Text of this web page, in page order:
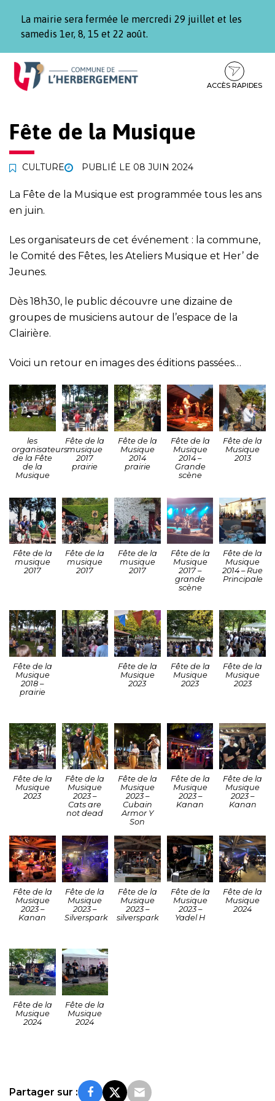
La mairie sera fermée le mercredi 29 juillet et les
samedis 1er, 8, 15 et 22 août.
Aller
Aller
contenu
Aller
pied
ACCÈS RAPIDES
Fête de la Musique
CULTURE PUBLIÉ LE 08 JUIN 2024
La Fête de la Musique est programmée tous les ans
en juin.
Les organisateurs de cet événement : la commune,
le Comité des Fêtes, les Ateliers Musique et Her’ de
Jeunes.
Dès 18h30, le public découvre une dizaine de
groupes de musiciens autour de l’espace de la
Clairière.
Voici un retour en images des éditions passées…
les
organisateurs
de la Fête
de la
Musique
Fête de la
musique
2017
prairie
Fête de la
Musique
2014
prairie
Fête de la
Musique
2014 –
Grande
scène
Fête de la
Musique
2013
Fête de la
musique
2017
Fête de la
musique
2017
Fête de la
musique
2017
Fête de la
Musique
2017 –
grande
scène
Fête de la
Musique
2014 – Rue
Principale
Fête de la
Musique
2018 –
prairie
Fête de la
Musique
2023
Fête de la
Musique
2023
Fête de la
Musique
2023
Fête de la
Musique
2023
Fête de la
Musique
2023 –
Cats are
not dead
Fête de la
Musique
2023 –
Cubain
Armor Y
Son
Fête de la
Musique
2023 –
Kanan
Fête de la
Musique
2023 –
Kanan
Fête de la
Musique
2023 –
Kanan
Fête de la
Musique
2023 –
Silverspark
Fête de la
Musique
2023 –
silverspark
Fête de la
Musique
2023 –
Yadel H
Fête de la
Musique
2024
Fête de la
Musique
2024
Fête de la
Musique
2024
Partager sur :